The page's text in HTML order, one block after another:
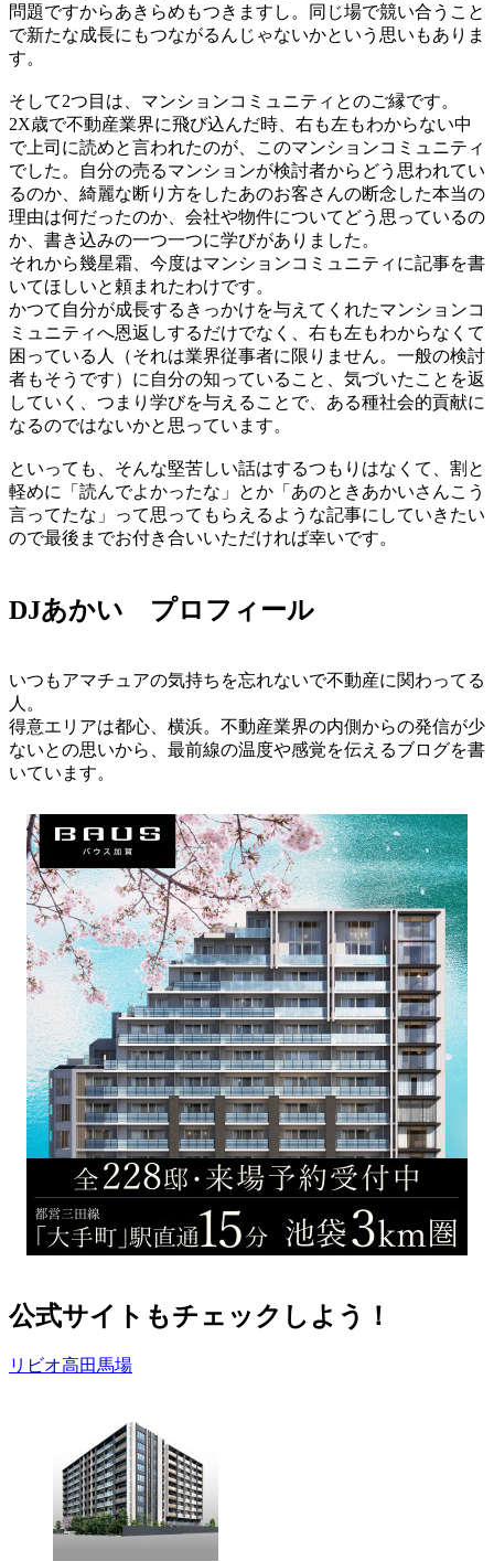
問題ですからあきらめもつきますし。同じ場で競い合うこと
で新たな成長にもつながるんじゃないかという思いもありま
す。
そして2つ目は、マンションコミュニティとのご縁です。
2X歳で不動産業界に飛び込んだ時、右も左もわからない中
で上司に読めと言われたのが、このマンションコミュニティ
でした。自分の売るマンションが検討者からどう思われてい
るのか、綺麗な断り方をしたあのお客さんの断念した本当の
理由は何だったのか、会社や物件についてどう思っているの
か、書き込みの一つ一つに学びがありました。
それから幾星霜、今度はマンションコミュニティに記事を書
いてほしいと頼まれたわけです。
かつて自分が成長するきっかけを与えてくれたマンションコ
ミュニティへ恩返しするだけでなく、右も左もわからなくて
困っている人（それは業界従事者に限りません。一般の検討
者もそうです）に自分の知っていること、気づいたことを返
していく、つまり学びを与えることで、ある種社会的貢献に
なるのではないかと思っています。
といっても、そんな堅苦しい話はするつもりはなくて、割と
軽めに「読んでよかったな」とか「あのときあかいさんこう
言ってたな」って思ってもらえるような記事にしていきたい
ので最後までお付き合いいただければ幸いです。
DJあかい プロフィール
いつもアマチュアの気持ちを忘れないで不動産に関わってる
人。
得意エリアは都心、横浜。不動産業界の内側からの発信が少
ないとの思いから、最前線の温度や感覚を伝えるブログを書
いています。
公式サイトもチェックしよう！
リビオ高田馬場